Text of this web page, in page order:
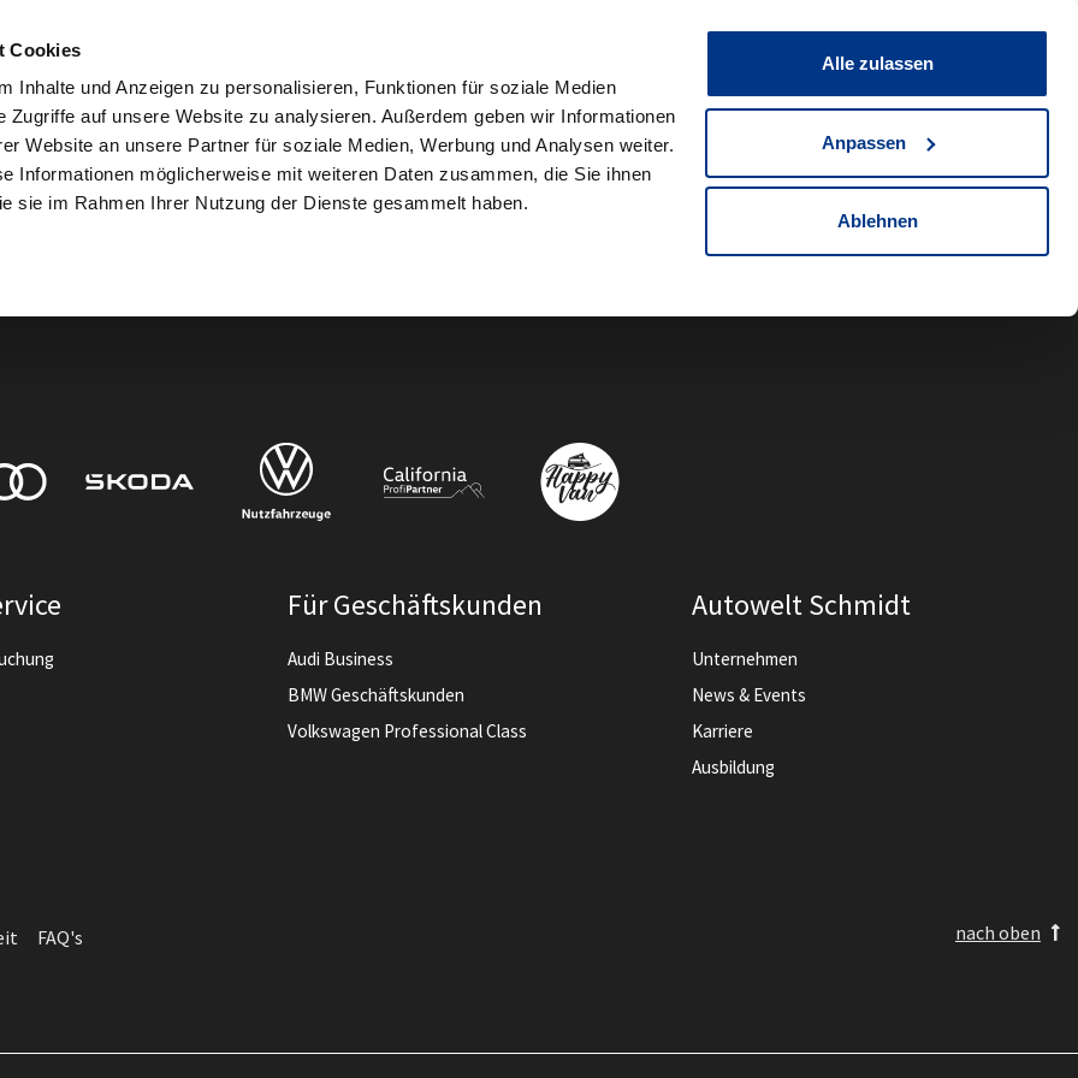
Cookies
Inhalte und Anzeigen zu personalisieren, Funktionen für soziale Medien
Zugriffe auf unsere Website zu analysieren. Außerdem geben wir Informationen
Website an unsere Partner für soziale Medien, Werbung und Analysen weiter.
Informationen möglicherweise mit weiteren Daten zusammen, die Sie ihnen
sie im Rahmen Ihrer Nutzung der Dienste gesammelt haben.
Alle zulassen
Anpassen
Ablehnen
Fahrzeug teilen Merkliste
Für Geschäftskunden
Audi Business
BMW Geschäftskunden
Volkswagen Professional Class
Autowelt Schmidt
Unternehmen
News & Events
Karriere
Ausbildung
FAQ's nach oben